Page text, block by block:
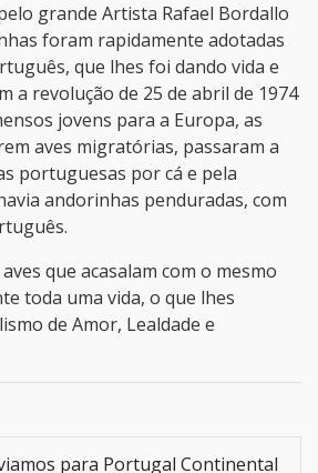
grande Artista Rafael Bordallo
foram rapidamente adotadas
que lhes foi dando vida e
a revolução de 25 de abril de 1974
jovens para a Europa, as
aves migratórias, passaram a
portuguesas por cá e pela
andorinhas penduradas, com
que acasalam com o mesmo
toda uma vida, o que lhes
de Amor, Lealdade e
para Portugal Continental